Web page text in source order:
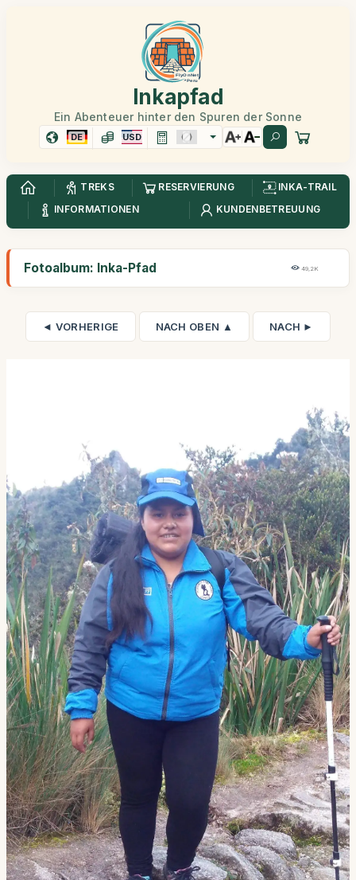
Inkapfad
Ein Abenteuer hinter den Spuren der Sonne
DE USD
TREKS RESERVIERUNG
INKA-TRAIL
INFORMATIONEN
KUNDENBETREUUNG
Fotoalbum: Inka-Pfad 49,2K
◄ VORHERIGE NACH OBEN ▲ NACH ►